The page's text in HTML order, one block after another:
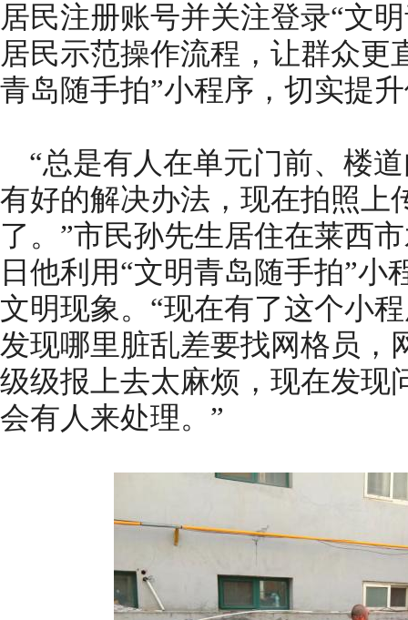
居民注册账号并关注登录“文
居民示范操作流程，让群众更
青岛随手拍”小程序，切实提
“总是有人在单元门前、楼
有好的解决办法，现在拍照上
了。”市民孙先生居住在莱西
日他利用“文明青岛随手拍”小
文明现象。“现在有了这个小
发现哪里脏乱差要找网格员，
级级报上去太麻烦，现在发现
会有人来处理。”